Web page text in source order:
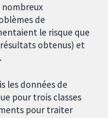
nombreux
de
le risque que
obtenus) et
les données de
pour trois classes
pour traiter